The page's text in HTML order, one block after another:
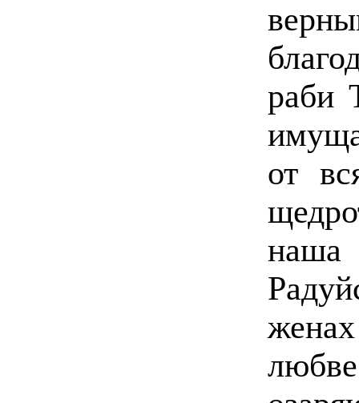
раби
от